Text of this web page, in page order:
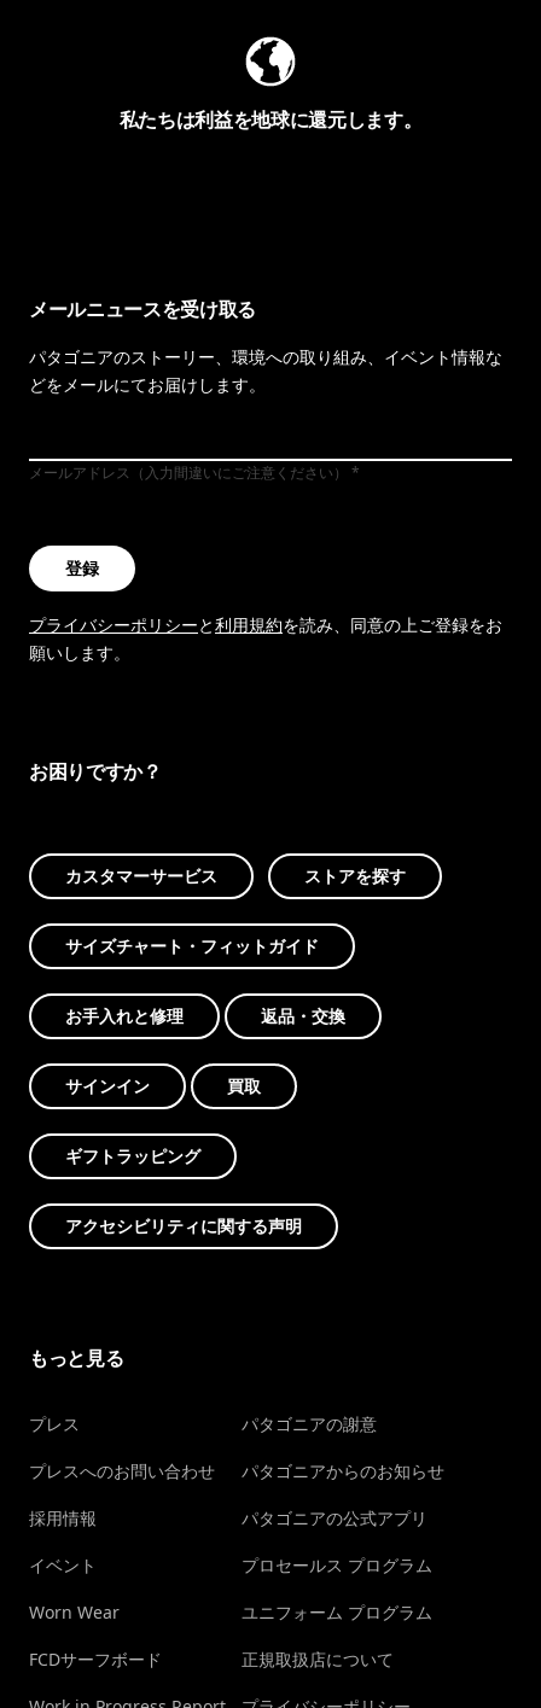
私たちは利益を地球に還元します。
メールニュースを受け取る
パタゴニアのストーリー、環境への取り組み、イベント情報な
どをメールにてお届けします。
メールアドレス（入力間違いにご注意ください）
登録
プライバシーポリシーと利用規約を読み、同意の上ご登録をお
願いします。
お困りですか？
カスタマーサービス ストアを探す
サイズチャート・フィットガイド
お手入れと修理 返品・交換
サインイン 買取
ギフトラッピング
アクセシビリティに関する声明
もっと見る
プレス
プレスへのお問い合わせ
採用情報
イベント
Worn Wear
FCDサーフボード
パタゴニアの謝意
パタゴニアからのお知らせ
パタゴニアの公式アプリ
プロセールス プログラム
ユニフォーム プログラム
正規取扱店について